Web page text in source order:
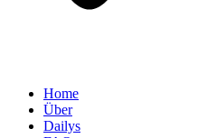
Home
Über
Dailys